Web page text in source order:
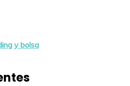
y bolsa